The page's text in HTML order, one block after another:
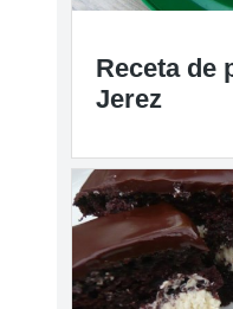
Receta de
Jerez